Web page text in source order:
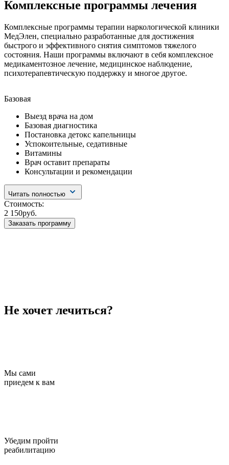
Комплексные программы лечения
Комплексные программы терапии наркологической клиники
МедЭлен, специально разработанные для достижения
быстрого и эффективного снятия симптомов тяжелого
состояния. Наши программы включают в себя комплексное
медикаментозное лечение, медицинское наблюдение,
психотерапевтическую поддержку и многое другое.
Базовая
Выезд врача на дом
Базовая диагностика
Постановка детокс капельницы
Успокоительные, седативные
Витамины
Врач оставит препараты
Консультации и рекомендации
Читать полностью
Стоимость:
2 150руб.
Заказать программу
Не хочет лечиться?
Мы сами
приедем к вам
Убедим пройти
реабилитацию